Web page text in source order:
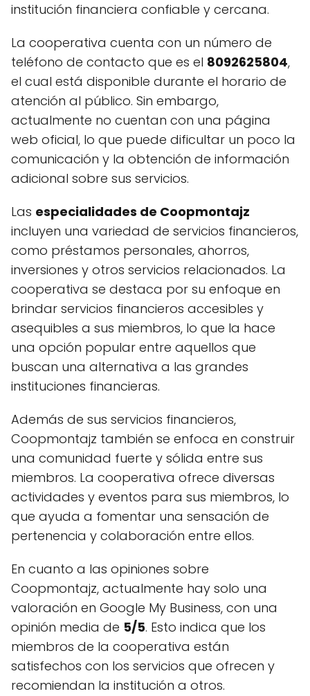
institución financiera confiable y cercana.
La cooperativa cuenta con un número de
teléfono de contacto que es el 8092625804,
el cual está disponible durante el horario de
atención al público. Sin embargo,
actualmente no cuentan con una página
web oficial, lo que puede dificultar un poco la
comunicación y la obtención de información
adicional sobre sus servicios.
Las especialidades de Coopmontajz
incluyen una variedad de servicios financieros,
como préstamos personales, ahorros,
inversiones y otros servicios relacionados. La
cooperativa se destaca por su enfoque en
brindar servicios financieros accesibles y
asequibles a sus miembros, lo que la hace
una opción popular entre aquellos que
buscan una alternativa a las grandes
instituciones financieras.
Además de sus servicios financieros,
Coopmontajz también se enfoca en construir
una comunidad fuerte y sólida entre sus
miembros. La cooperativa ofrece diversas
actividades y eventos para sus miembros, lo
que ayuda a fomentar una sensación de
pertenencia y colaboración entre ellos.
En cuanto a las opiniones sobre
Coopmontajz, actualmente hay solo una
valoración en Google My Business, con una
opinión media de 5/5. Esto indica que los
miembros de la cooperativa están
satisfechos con los servicios que ofrecen y
recomiendan la institución a otros.